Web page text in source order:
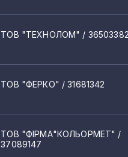
ТОВ "ТЕХНОЛОМ" / 36503382
ТОВ "ФЕРКО" / 31681342
ТОВ "ФІРМА"КОЛЬОРМЕТ" /
37089147